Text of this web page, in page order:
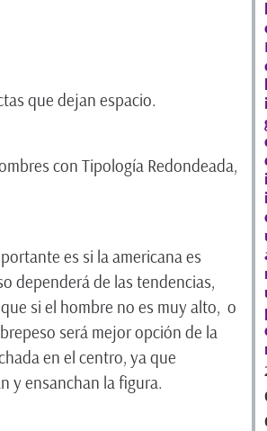
que dejan espacio.
con Tipología Redondeada,
es si la americana es
dependerá de las tendencias,
si el hombre no es muy alto, o
será mejor opción de la
en el centro, ya que
y ensanchan la figura.